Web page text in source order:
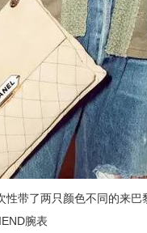
性带了两只颜色不同的来
腕表